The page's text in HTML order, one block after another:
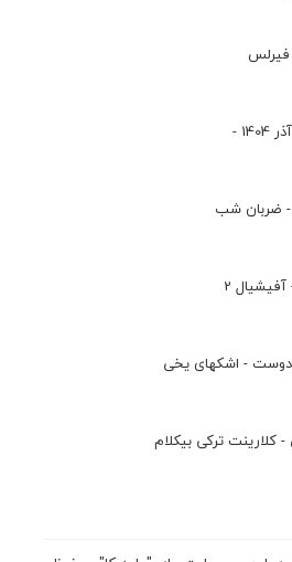
-
- ضربان شب
2
- اشکهای یخی
ترکی بیکلام